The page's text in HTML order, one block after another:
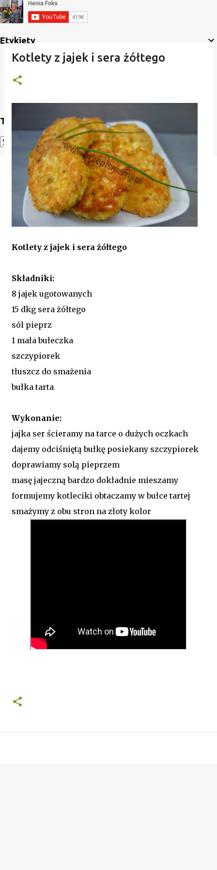
Etykiety
Translate
Powered by Translate
Kotlety z jajek i sera żółtego
Kotlety z jajek i sera żółtego
Składniki:
8 jajek ugotowanych
15 dkg sera żółtego
sól pieprz
1 mała bułeczka
szczypiorek
tłuszcz do smażenia
bułka tarta
Wykonanie:
jajka ser ścieramy na tarce o dużych oczkach
dajemy odciśniętą bułkę posiekany szczypiorek
doprawiamy solą pieprzem
masę jajeczną bardzo dokładnie mieszamy
formujemy kotleciki obtaczamy w bułce tartej
smażymy z obu stron na złoty kolor